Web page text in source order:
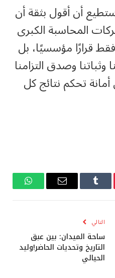
أن أقول بثقة أن
المحاسبة الكبرى
قرارًا مؤسسيًا، بل
وثباتنا وصدق التزامنا
تحكم نتائج كل
Tumblr
البريد
واتساب
التالي
ساحة الميدان: بين عبق
التاريخ وتحديات الحاضر!وليد
الحيالي